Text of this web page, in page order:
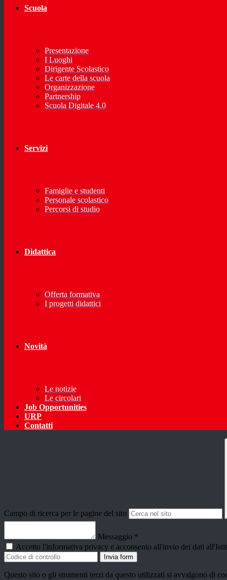
Scuola
Presentazione
I Luoghi
Dirigente Scolastico
Le carte della scuola
Organizzazione
Partnership
Scuola Digitale 4.0
Servizi
Famiglie e studenti
Personale scolastico
Percorsi di studio
Didattica
Offerta formativa
I progetti didattici
Novità
Le notizie
Le circolari
Job Opportunities
URP
Contatti
Campo di ricerca per le pagine del sito
Messaggio *
Accetto l'informativa privacy e acconsento all'invio dei dati
Invia form
Questo sito o gli strumenti terzi da questo utilizzati si avvalgono di